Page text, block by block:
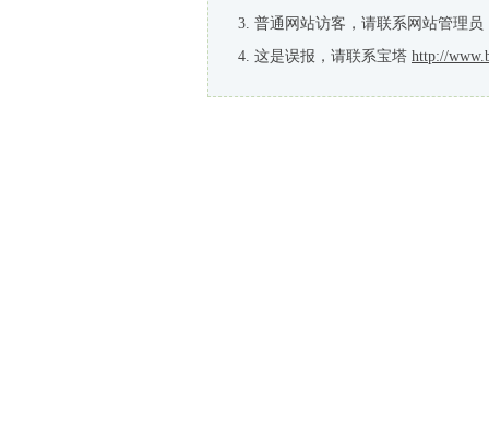
普通网站访客，请联系网站管理员
这是误报，请联系宝塔 http://